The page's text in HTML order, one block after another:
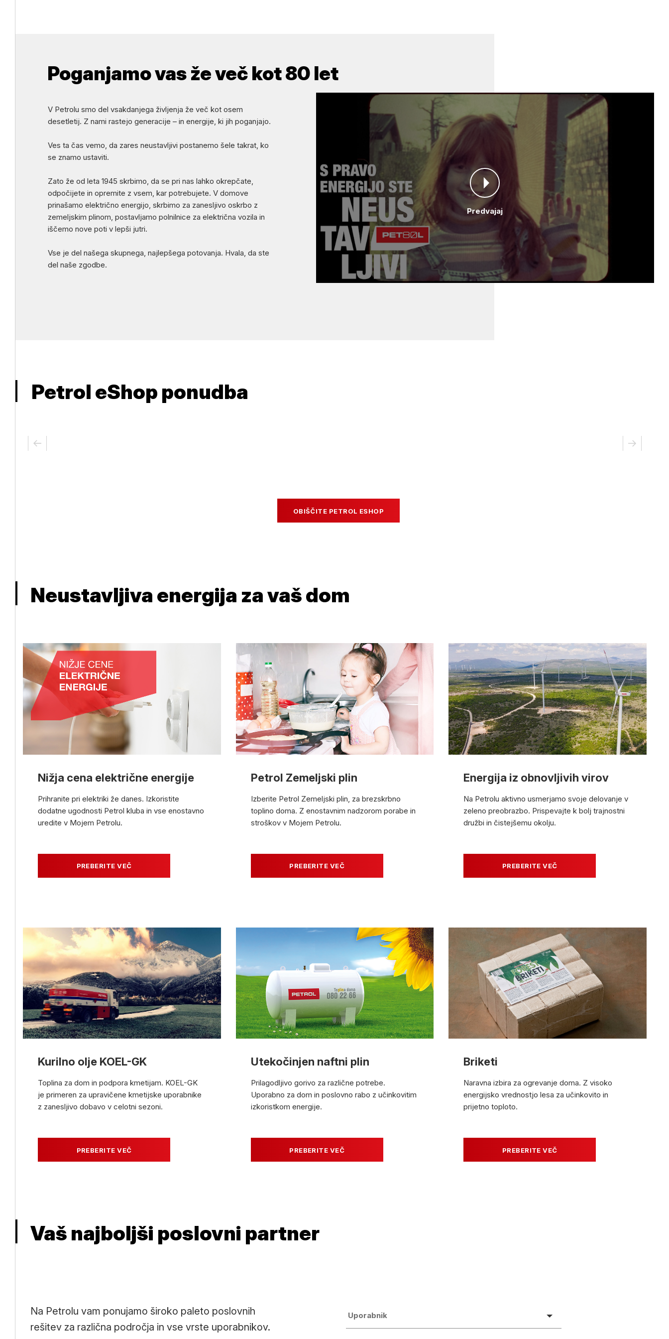
Poganjamo vas že več kot 80 let
Predvajaj
V Petrolu smo del vsakdanjega življenja že več kot osem
desetletij. Z nami rastejo generacije – in energije, ki jih poganjajo.
Ves ta čas vemo, da zares neustavljivi postanemo šele takrat, ko
se znamo ustaviti.
Zato že od leta 1945 skrbimo, da se pri nas lahko okrepčate,
odpočijete in opremite z vsem, kar potrebujete. V domove
prinašamo električno energijo, skrbimo za zanesljivo oskrbo z
zemeljskim plinom, postavljamo polnilnice za električna vozila in
iščemo nove poti v lepši jutri.
Vse je del našega skupnega, najlepšega potovanja. Hvala, da ste
del naše zgodbe.
Petrol eShop ponudba
OBIŠČITE PETROL ESHOP
Neustavljiva energija za vaš dom
Nižja cena električne energije
Prihranite pri elektriki že danes. Izkoristite
dodatne ugodnosti Petrol kluba in vse enostavno
uredite v Mojem Petrolu.
PREBERITE VEČ
Petrol Zemeljski plin
Izberite Petrol Zemeljski plin, za brezskrbno
toplino doma. Z enostavnim nadzorom porabe in
stroškov v Mojem Petrolu.
PREBERITE VEČ
Energija iz obnovljivih virov
Na Petrolu aktivno usmerjamo svoje delovanje v
zeleno preobrazbo. Prispevajte k bolj trajnostni
družbi in čistejšemu okolju.
PREBERITE VEČ
Kurilno olje KOEL-GK
Toplina za dom in podpora kmetijam. KOEL-GK
je primeren za upravičene kmetijske uporabnike
z zanesljivo dobavo v celotni sezoni.
PREBERITE VEČ
Utekočinjen naftni plin
Prilagodljivo gorivo za različne potrebe.
Uporabno za dom in poslovno rabo z učinkovitim
izkoristkom energije.
PREBERITE VEČ
Briketi
Naravna izbira za ogrevanje doma. Z visoko
energijsko vrednostjo lesa za učinkovito in
prijetno toploto.
PREBERITE VEČ
Vaš najboljši poslovni partner
Na Petrolu vam ponujamo široko paleto poslovnih
rešitev za različna področja in vse vrste uporabnikov.
Uporabnik
Uporabnik